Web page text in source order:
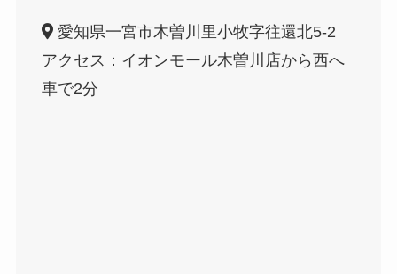
愛知県一宮市木曽川里小牧字往還北5-2
アクセス：イオンモール木曽川店から西へ
車で2分